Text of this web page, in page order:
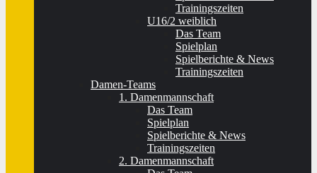
Trainingszeiten
U16/2 weiblich
Das Team
Spielplan
Spielberichte & News
Trainingszeiten
Damen-Teams
1. Damenmannschaft
Das Team
Spielplan
Spielberichte & News
Trainingszeiten
2. Damenmannschaft